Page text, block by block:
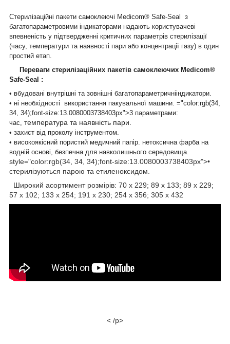
Стерилізаційні пакети самоклеючі Medicom® Safe-Seal з
багатопараметровими індикаторами надають користувачеві
впевненість у підтвердженні критичних параметрів стерилізації
(часу, температури та наявності пари або концентрації газу) в один
простий етап.
Переваги стерилізаційних пакетів самоклеючих Medicom®
Safe-Seal :
• вбудовані внутрішні та зовнішні багатопараметричнііндикатори.
• ні необхідності використання пакувальної машини. ="color:rgb(34,
34, 34);font-size:13.0080003738403px">3 параметрами:
час, температура та наявність пари.
• захист від проколу інструментом.
• високоякісний пористий медичний папір. нетоксична фарба на
водній основі, безпечна для навколишнього середовища.
style="color:rgb(34, 34, 34);font-size:13.0080003738403px">•
стерилізуються парою та етиленоксидом.
Широкий асортимент розмірів: 70 x 229; 89 x 133; 89 x 229;
57 x 102; 133 х 254; 191 x 230; 254 х 356; 305 x 432
< /p>